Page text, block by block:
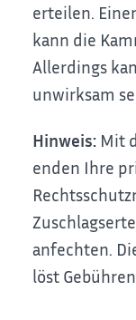
erteilen.
kann die
Allerdings
unwirksam
Hinweis: Mit
enden Ihre
anfechten.
löst